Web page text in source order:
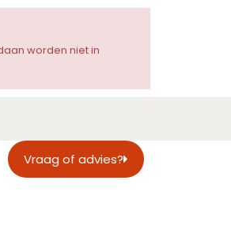
worden niet in
Vraag of advies?